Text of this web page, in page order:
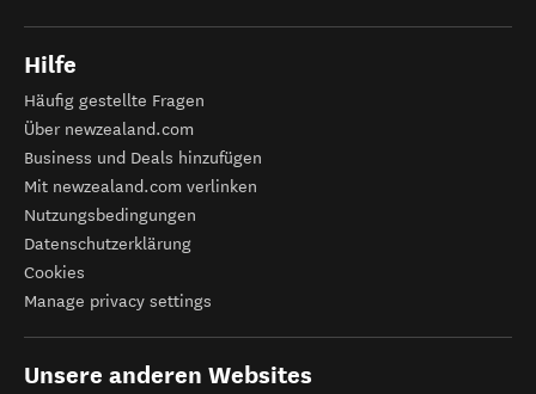
Hilfe
Häufig gestellte Fragen
Über newzealand.com
Business und Deals hinzufügen
Mit newzealand.com verlinken
Nutzungsbedingungen
Datenschutzerklärung
Cookies
Manage privacy settings
Unsere anderen Websites